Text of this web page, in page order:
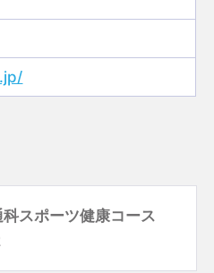
スポーツ健康コース